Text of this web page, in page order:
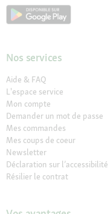
Nos services
Aide & FAQ
L'espace service
Mon compte
Demander un mot de passe
Mes commandes
Mes coups de coeur
Newsletter
Déclaration sur l’accessibilité
Résilier le contrat